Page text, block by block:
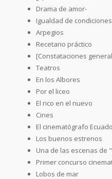
Drama de amor-
Igualdad de condiciones
Arpegios
Recetario práctico
[Constataciones
Teatros
En los Albores
Por el liceo
El rico en el nuevo
Cines
El cinematógrafo
Los buenos estrenos
Una de las escenas de
Primer concurso
Lobos de mar